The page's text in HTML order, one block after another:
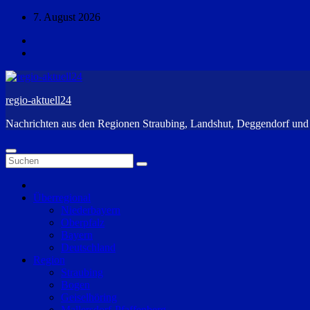
Zum
springen
7. August 2026
regio-aktuell24
Nachrichten aus den Regionen Straubing, Landshut, Deggendorf
Überregional
Niederbayern
Oberpfalz
Bayern
Deutschland
Region
Straubing
Bogen
Geiselhöring